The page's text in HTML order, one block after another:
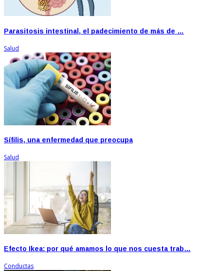
Parasitosis intestinal, el padecimiento de más de …
Salud
Sífilis, una enfermedad que preocupa
Salud
Efecto Ikea: por qué amamos lo que nos cuesta trab…
Conductas